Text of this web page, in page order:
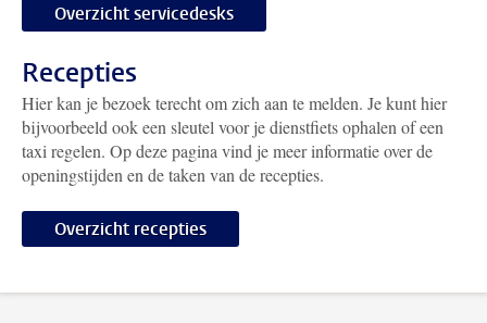
Overzicht servicedesks
Recepties
Hier kan je bezoek terecht om zich aan te melden. Je kunt hier
bijvoorbeeld ook een sleutel voor je dienstfiets ophalen of een
taxi regelen. Op deze pagina vind je meer informatie over de
openingstijden en de taken van de recepties.
Overzicht recepties